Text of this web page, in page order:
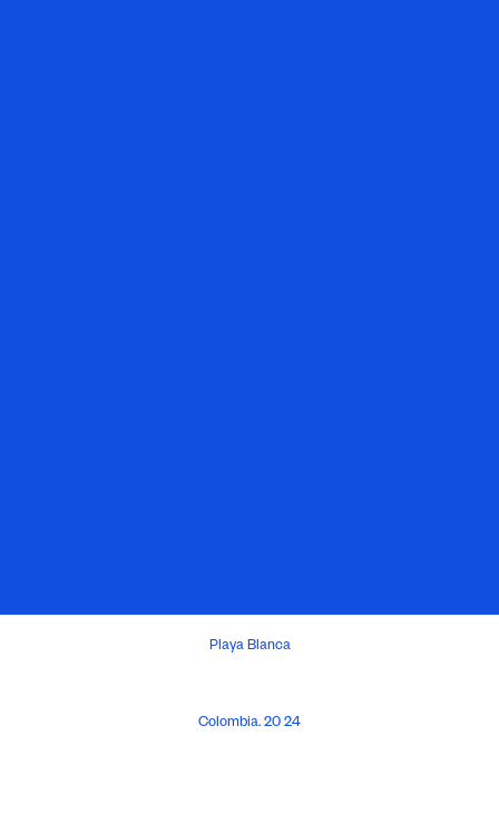
Playa Blanca
Colombia. 20 24